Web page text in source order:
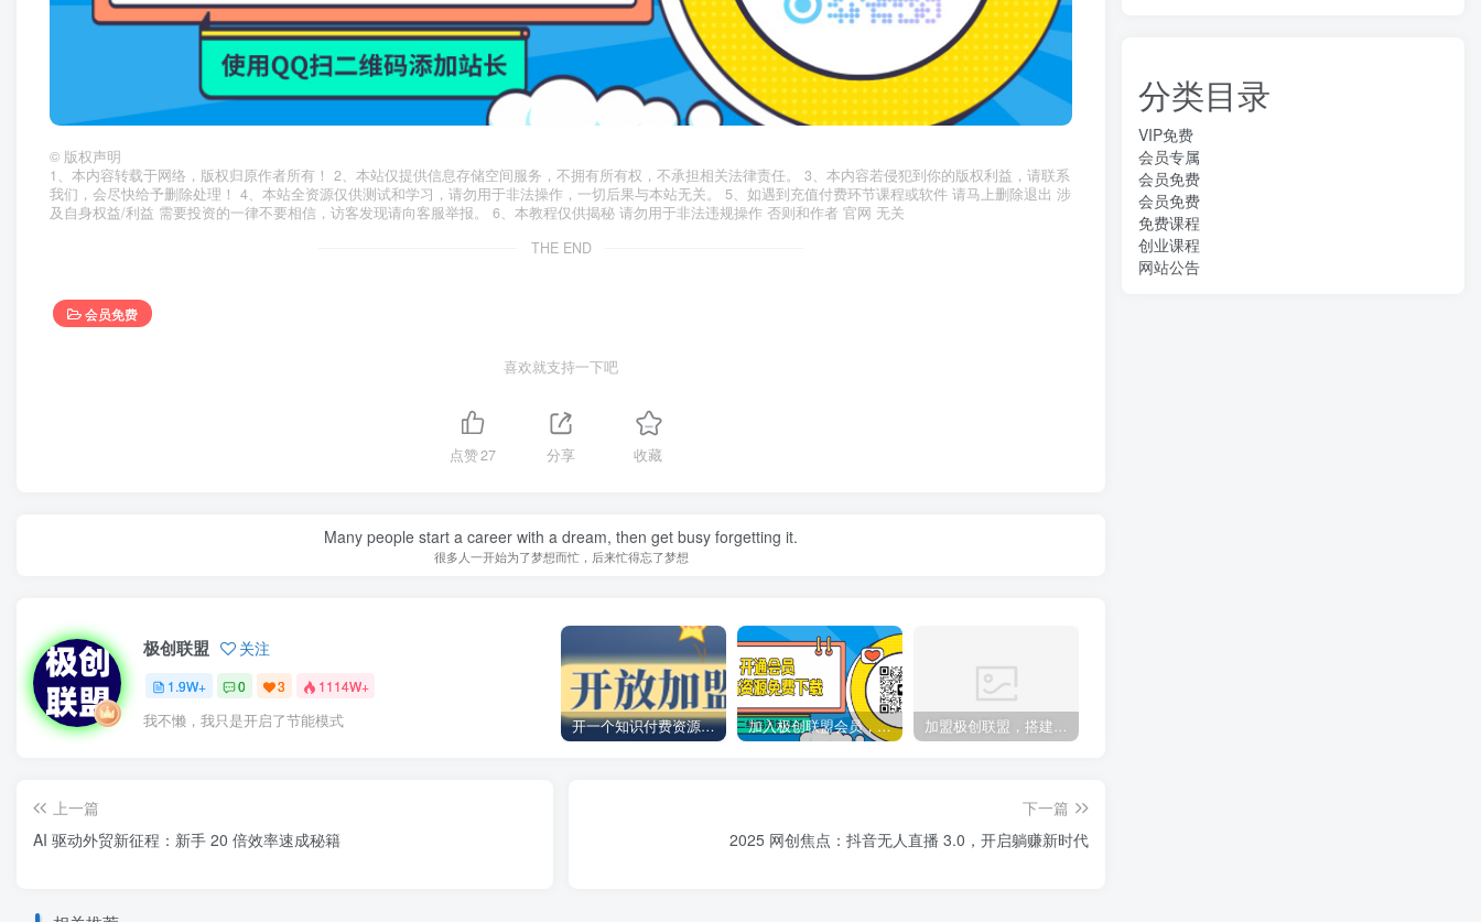
© 版权声明
1、本内容转载于网络，版权归原作者所有！ 2、本站仅提供信息存储空间服务，不拥有所有权，不承担相关法律责任。 3、本内容若侵犯到你的版权利益，请联系
我们，会尽快给予删除处理！ 4、本站全资源仅供测试和学习，请勿用于非法操作，一切后果与本站无关。 5、如遇到充值付费环节课程或软件 请马上删除退出 涉
及自身权益/利益 需要投资的一律不要相信，访客发现请向客服举报。 6、本教程仅供揭秘 请勿用于非法违规操作 否则和作者 官网 无关
THE END
会员免费
喜欢就支持一下吧
点赞27 分享 收藏
Many people start a career with a dream, then get busy forgetting it.
很多人一开始为了梦想而忙，后来忙得忘了梦想
极创联盟 关注
1.9W+ 0 3 1114W+
我不懒，我只是开启了节能模式 开一个知识付费资源网站，小白也能日入1000+ 加入极创联盟会员，全站资源免费学习。
上一篇
AI 驱动外贸新征程：新手 20 倍效率速成秘籍
下一篇
2025 网创焦点：抖音无人直播 3.0，开启躺赚新时代
分类目录
VIP免费
会员专属
会员免费
会员免费
免费课程
创业课程
网站公告